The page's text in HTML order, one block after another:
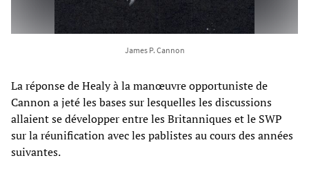
James P. Cannon
La réponse de Healy à la manœuvre opportuniste de
Cannon a jeté les bases sur lesquelles les discussions
allaient se développer entre les Britanniques et le SWP
sur la réunification avec les pablistes au cours des années
suivantes.